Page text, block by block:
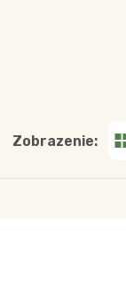
Zobrazenie: